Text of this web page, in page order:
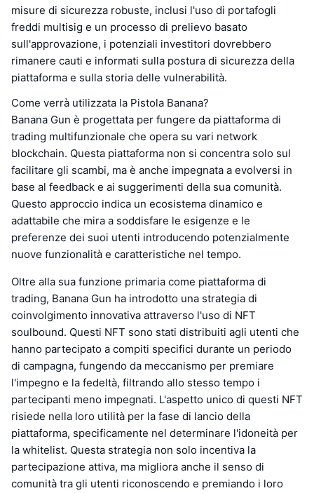
misure di sicurezza robuste, inclusi l'uso di portafogli
freddi multisig e un processo di prelievo basato
sull'approvazione, i potenziali investitori dovrebbero
rimanere cauti e informati sulla postura di sicurezza della
piattaforma e sulla storia delle vulnerabilità.
Come verrà utilizzata la Pistola Banana?
Banana Gun è progettata per fungere da piattaforma di
trading multifunzionale che opera su vari network
blockchain. Questa piattaforma non si concentra solo sul
facilitare gli scambi, ma è anche impegnata a evolversi in
base al feedback e ai suggerimenti della sua comunità.
Questo approccio indica un ecosistema dinamico e
adattabile che mira a soddisfare le esigenze e le
preferenze dei suoi utenti introducendo potenzialmente
nuove funzionalità e caratteristiche nel tempo.
Oltre alla sua funzione primaria come piattaforma di
trading, Banana Gun ha introdotto una strategia di
coinvolgimento innovativa attraverso l'uso di NFT
soulbound. Questi NFT sono stati distribuiti agli utenti che
hanno partecipato a compiti specifici durante un periodo
di campagna, fungendo da meccanismo per premiare
l'impegno e la fedeltà, filtrando allo stesso tempo i
partecipanti meno impegnati. L'aspetto unico di questi NFT
risiede nella loro utilità per la fase di lancio della
piattaforma, specificamente nel determinare l'idoneità per
la whitelist. Questa strategia non solo incentiva la
partecipazione attiva, ma migliora anche il senso di
comunità tra gli utenti riconoscendo e premiando i loro